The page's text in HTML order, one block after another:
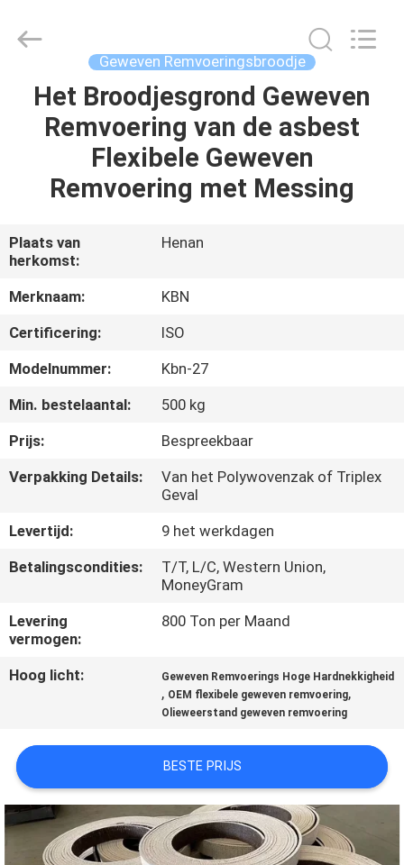
HUIS
PRODUCTEN
ONS
FABRIEKSREIS
KWALITEITSCONTROLE
CONTACTEER
ONS
OM EEN
CITAAT
SITEMAP
PRIVACY
Geweven Remvoeringsbroodje
Het Broodjesgrond Geweven
Remvoering van de asbest
Flexibele Geweven
Remvoering met Messing
Plaats van
herkomst:
Henan
Merknaam:
KBN
Certificering:
ISO
Modelnummer:
Kbn-27
Min. bestelaantal:
500 kg
Prijs:
Bespreekbaar
Verpakking Details:
Van het Polywovenzak of Triplex
Geval
Levertijd:
9 het werkdagen
Betalingscondities:
T/T, L/C, Western Union,
MoneyGram
Levering
vermogen:
800 Ton per Maand
Hoog licht: Geweven Remvoerings Hoge Hardnekkigheid
, OEM flexibele geweven remvoering,
Olieweerstand geweven remvoering
BESTE PRIJS